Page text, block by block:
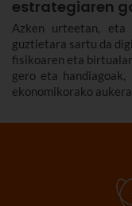
estrategiaren
Azken urteetan, eta
guztietara sartu da
fisikoaren eta
gero eta
ekonomikorako